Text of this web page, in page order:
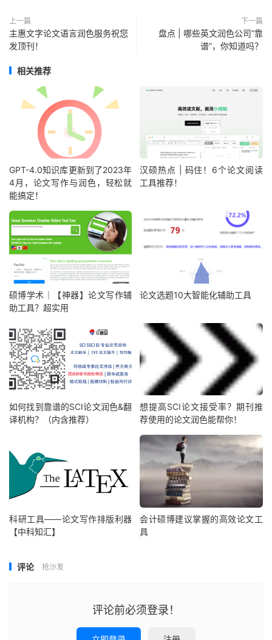
上一篇
主惠文字论文语言润色服务祝您
发顶刊！
下一篇
盘点 | 哪些英文润色公司“靠
谱”，你知道吗？
相关推荐
GPT-4.0知识库更新到了2023年
4月，论文写作与润色，轻松就
能搞定！
汉硕热点 | 码住！6个论文阅读
工具推荐！
硕博学术｜【神器】论文写作辅
助工具？超实用
论文选题10大智能化辅助工具
如何找到靠谱的SCI论文润色&翻
译机构？（内含推荐）
想提高SCI论文接受率？期刊推
荐使用的论文润色能帮你！
科研工具——论文写作排版利器
【中科知汇】
会计硕博建议掌握的高效论文工
具
评论 抢沙发
评论前必须登录！